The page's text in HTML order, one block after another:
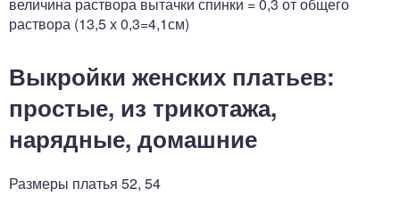
величина раствора вытачки спинки = 0,3 от общего
раствора (13,5 х 0,3=4,1см)
Выкройки женских платьев:
простые, из трикотажа,
нарядные, домашние
Размеры платья 52, 54